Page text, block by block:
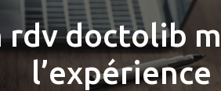
doctolib